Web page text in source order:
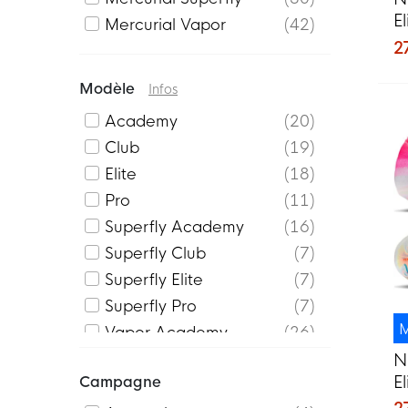
Mercurial Vapor
42
Modèle Infos
Academy
20
Club
19
Elite
18
Pro
11
Superfly Academy
16
Superfly Club
7
Superfly Elite
7
Superfly Pro
7
Vapor Academy
26
Vapor Elite
Campagne